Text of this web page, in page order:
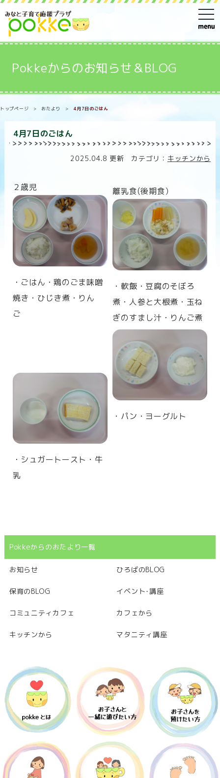
t
o
g
n
o
Pokkeからのお知らせ＆BLOG
トップページ > おたより > 4月7日のごはん
4月7日のごはん
2025.04.8 更新 カテゴリ： キッチンから
２歳児
・ごはん・鶏のごま味噌
焼き・ひじき煮・りん
ご
・シュガートースト・牛
乳
離乳食(後期食）
・軟飯・豆腐のそぼろ
煮・人参と大根煮・玉ね
ぎのすまし汁・りんご煮
・パン・ヨーグルト
Pokkeからのおたより一覧
お知らせ ひろばのBLOG
保育のBLOG イベント･講座
コミュニティカフェ カフェから
キッチンから マタニティ講座